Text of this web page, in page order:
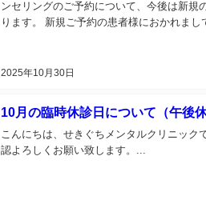
2025年10月30日
ンセリングのご予約について、今後は新規
ります。 新規ご予約の患者様におかれま
10月の臨時休診日について（午後休
こんにちは、せきぐちメンタルクリニッ
認よろしくお願い致します。...